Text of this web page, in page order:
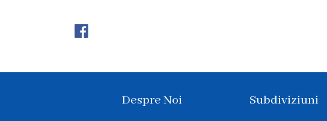
Despre Noi Subdiviziuni